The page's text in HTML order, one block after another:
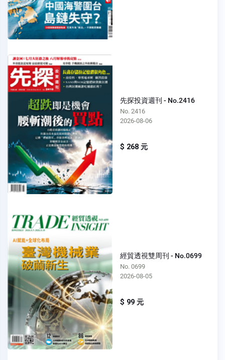
先探投資週刊 - No.2416
No. 2416
2026-08-06
$ 268 元
經貿透視雙周刊 - No.0699
No. 0699
2026-08-05
$ 99 元